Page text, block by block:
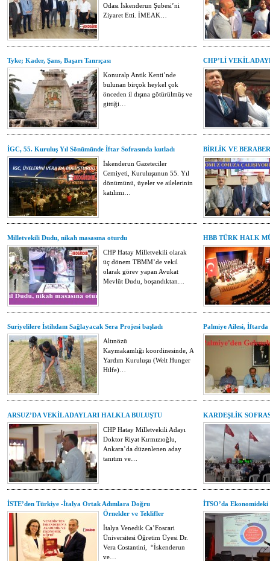
Odası İskenderun Şubesi’ni
Ziyaret Etti. İMEAK…
Tyke; Kader, Şans, Başarı Tanrıçası
Konuralp Antik Kenti’nde
bulunan birçok heykel çok
önceden il dışına götürülmüş ve
gittiği…
CHP’Lİ VEKİL
İGC, 55. Kuruluş Yıl Sönümünde İftar Sofrasında kutladı
İskenderun Gazeteciler
Cemiyeti, Kuruluşunun 55. Yıl
dönümünü, üyeler ve ailelerinin
katılımı…
BİRLİK VE
Milletvekili Dudu, nikah masasına oturdu
CHP Hatay Milletvekili olarak
üç dönem TBMM’de vekil
olarak görev yapan Avukat
Mevlüt Dudu, boşandıktan…
HBB TÜRK HALK
Suriyelilere İstihdam Sağlayacak Sera Projesi başladı
Altınözü
Kaymakamlığı koordinesinde, Almanya İnsani
Yardım Kuruluşu (Welt Hunger
Hilfe)…
Palmiye Ailesi, İftarda
ARSUZ’DA VEKİL ADAYLARI HALKLA BULUŞTU
CHP Hatay Milletvekili Adayı
Doktor Riyat Kırmızıoğlu,
Ankara’da düzenlenen aday
tanıtım ve…
KARDEŞLİK
İSTE’den Türkiye -İtalya Ortak Adımlara Doğru
Örnekler ve Teklifler
İtalya Venedik Ca’Foscari
Üniversitesi Öğretim Üyesi Dr.
Vera Costantini, “İskenderun
ve…
İTSO’da